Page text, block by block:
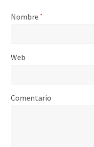
Nombre*
Web
Comentario